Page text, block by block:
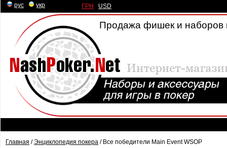
рус укр ГРН USD
Продажа фишек и наборов
Главная /Энциклопедия покера / Все победители Main Event WSOP